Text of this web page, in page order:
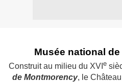
Musée national
Construit au milieu du XVI e
de Montmorency, le